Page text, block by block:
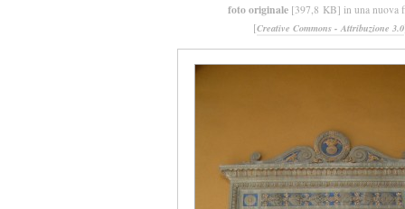
foto originale [397,8 KB] in una nuova
[Creative Commons - Attribuzione 3.0